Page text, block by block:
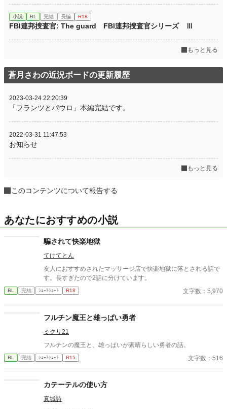
初回公開日時 2024.01.11 22:00
初回完結日時 2024.01.12 22:04
月間ポイント 35 pt (89,285 位)
年間ポイント 567 pt (99,403 位)
累計ポイント 5,817 pt (119,300 位)
小説 BL 完結 長編 R18
FBI連邦捜査官: The guard FBI連邦捜査官シリーズ Ⅲ
もっと見る
蒼月さわの近況ボードの更新履歴
2023-03-24 22:20:39
「フランツとパウロ」本編完結です。
2022-03-31 11:47:53
お知らせ
もっと見る
このコンテンツについて報告する
あなたにおすすめの小説
騙されて快楽地獄
てけてとん
友人におすすめされたマッサージ店で快楽地獄に落とされる話で
す。長すぎたので2話に分けています。
BL 完結 ｼｮｰﾄｼｮｰﾄ R18 文字数：5,970
フルチン魔王と雄っぱい勇者
ミクリ21
フルチンの魔王と、雄っぱいが素晴らしい勇者の話。
BL 完結 ｼｮｰﾄｼｮｰﾄ R15 文字数：516
カテーテルの使い方
真城詩